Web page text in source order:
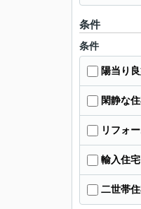
条件
条件
陽当り
閑静な
リフォ
輸入住宅
二世帯